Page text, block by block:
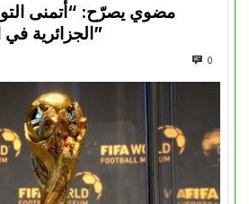
مضوي يصرّح: “أتمنى
الجزائرية في المسابقات القارية”
0